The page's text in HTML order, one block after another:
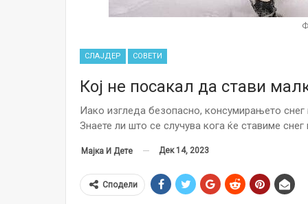
СЛАЈДЕР СОВЕТИ
Кој не посакал да стави
Иако изгледа безопасно, консумирањето
Знаете ли што се случува кога ќе ставиме снег
Мајка И Дете Дек 14, 2023
Сподели